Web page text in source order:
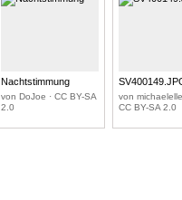
Nachtstimmung
von DoJoe · CC BY-SA
2.0
von
CC BY-SA 2.0